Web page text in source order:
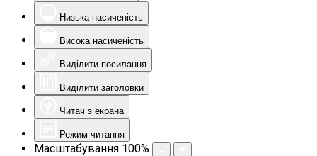
Низька насиченість
Висока насиченість
Виділити посилання
Виділити заголовки
Читач з екрана
Режим читання
Масштабування 100%